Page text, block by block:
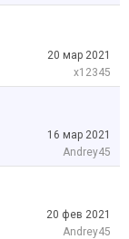
20 мар 2021
x12345
16 мар 2021
Andrey45
20 фев 2021
Andrey45